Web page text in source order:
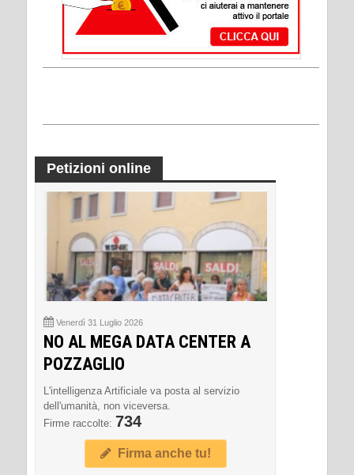
Petizioni online
Venerdì 31 Luglio 2026
NO AL MEGA DATA CENTER A
POZZAGLIO
L'intelligenza Artificiale va posta al servizio
dell'umanità, non viceversa.
Firme raccolte: 734
Firma anche tu!